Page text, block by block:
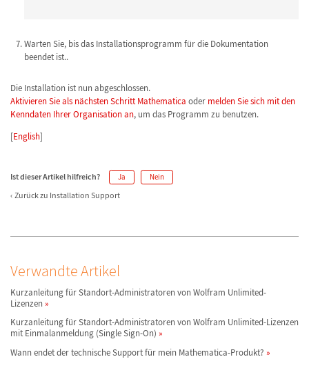
Warten Sie, bis das Installationsprogramm für die Dokumentation
beendet ist..
Die Installation ist nun abgeschlossen.
Aktivieren Sie als nächsten Schritt Mathematica oder melden Sie sich mit den
Kenndaten Ihrer Organisation an, um das Programm zu benutzen.
[English]
Ist dieser Artikel hilfreich? Ja Nein
Zurück zu Installation Support
Verwandte Artikel
Kurzanleitung für Standort-Administratoren von Wolfram Unlimited-
Lizenzen
Kurzanleitung für Standort-Administratoren von Wolfram Unlimited-Lizenzen
mit Einmalanmeldung (Single Sign-On)
Wann endet der technische Support für mein Mathematica-Produkt?